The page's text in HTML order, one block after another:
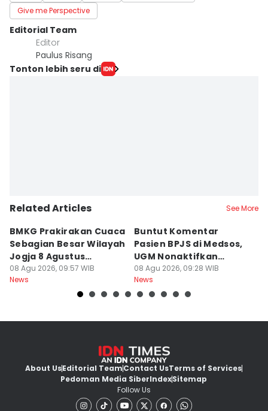
Give me Perspective
Editorial Team
Editor
Paulus Risang
Tonton lebih seru di
Related Articles See More
BMKG Prakirakan Cuaca
Sebagian Besar Wilayah
Jogja 8 Agustus
Berawan
08 Agu 2026, 09:57 WIB
News
Buntut Komentar
Pasien BPJS di Medsos,
UGM Nonaktifkan
Dokter PPDS
08 Agu 2026, 09:28 WIB
News
About UsEditorial TeamContact UsTerms of Services
Pedoman Media SiberIndexSitemap
Follow Us